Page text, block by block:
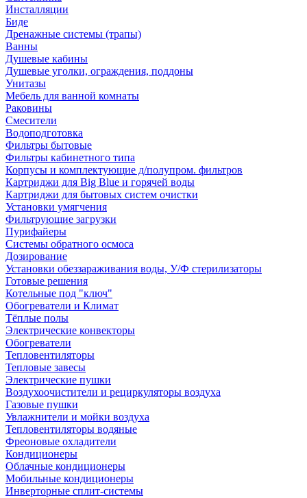
Инсталляции
Биде
Дренажные системы (трапы)
Ванны
Душевые кабины
Душевые уголки, ограждения, поддоны
Унитазы
Мебель для ванной комнаты
Раковины
Смесители
Водоподготовка
Фильтры бытовые
Фильтры кабинетного типа
Корпусы и комплектующие д/полупром. фильтров
Картриджи для Big Blue и горячей воды
Картриджи для бытовых систем очистки
Установки умягчения
Фильтрующие загрузки
Пурифайеры
Системы обратного осмоса
Дозирование
Установки обеззараживания воды, У/Ф стерилизаторы
Готовые решения
Котельные под "ключ"
Обогреватели и Климат
Тёплые полы
Электрические конвекторы
Обогреватели
Тепловентиляторы
Тепловые завесы
Электрические пушки
Воздухоочистители и рециркуляторы воздуха
Газовые пушки
Увлажнители и мойки воздуха
Тепловентиляторы водяные
Фреоновые охладители
Кондиционеры
Облачные кондиционеры
Мобильные кондиционеры
Инверторные сплит-системы